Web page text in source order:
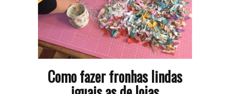
Como fazer fronhas lindas